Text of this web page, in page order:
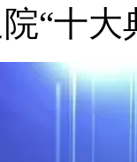
“十大